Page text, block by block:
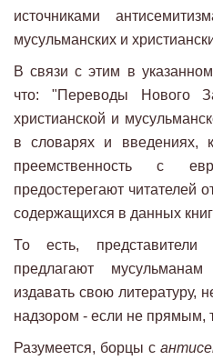
источниками
мусульманских и
В связи с этим в
что: "Переводы Нового
христианской и
в словарях и введениях,
преемственность с
предостерегают читателей
содержащихся в данных
То есть, представители
предлагают
издавать свою литературу,
надзором - если не прямым,
Разумеется, борцы с